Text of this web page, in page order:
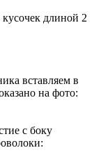
кусочек длиной 2
вставляем в
на фото:
с боку